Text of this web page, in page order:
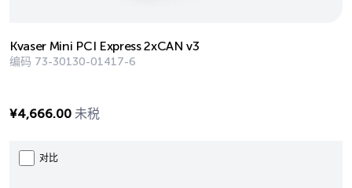
Kvaser Mini PCI Express 2xCAN v3
编码 73-30130-01417-6
¥4,666.00 未税
对比